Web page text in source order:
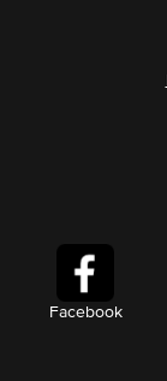
Facebook